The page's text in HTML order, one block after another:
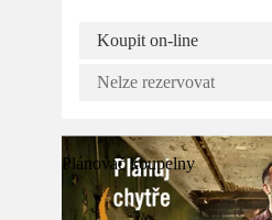
Koupit on-line
Nelze rezervovat
Plánovač koupelny